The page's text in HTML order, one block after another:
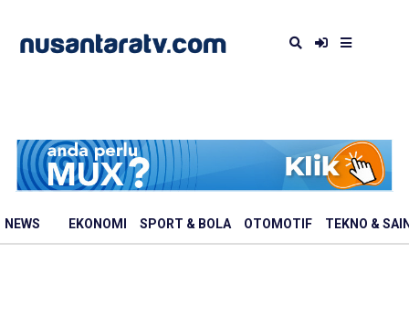
NEWS EKONOMI SPORT & BOLA OTOMOTIF TEKNO &